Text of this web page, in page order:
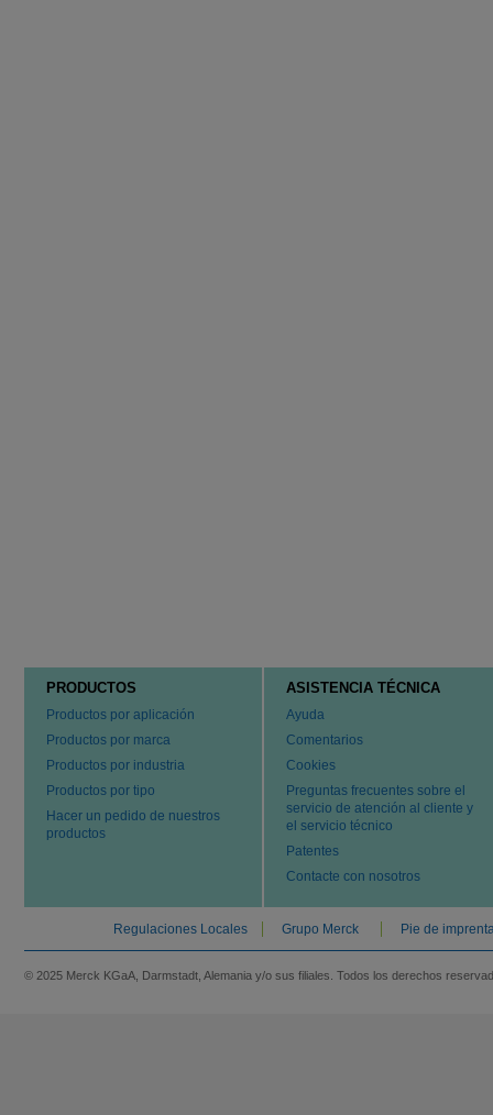
PRODUCTOS
Productos por aplicación
Productos por marca
Productos por industria
Productos por tipo
Hacer un pedido de nuestros
productos
ASISTENCIA TÉCNICA
Ayuda
Comentarios
Cookies
Preguntas frecuentes sobre el
servicio de atención al cliente y
el servicio técnico
Patentes
Contacte con nosotros
Regulaciones Locales Grupo Merck Pie de
© 2025 Merck KGaA, Darmstadt, Alemania y/o sus filiales. Todos los derechos